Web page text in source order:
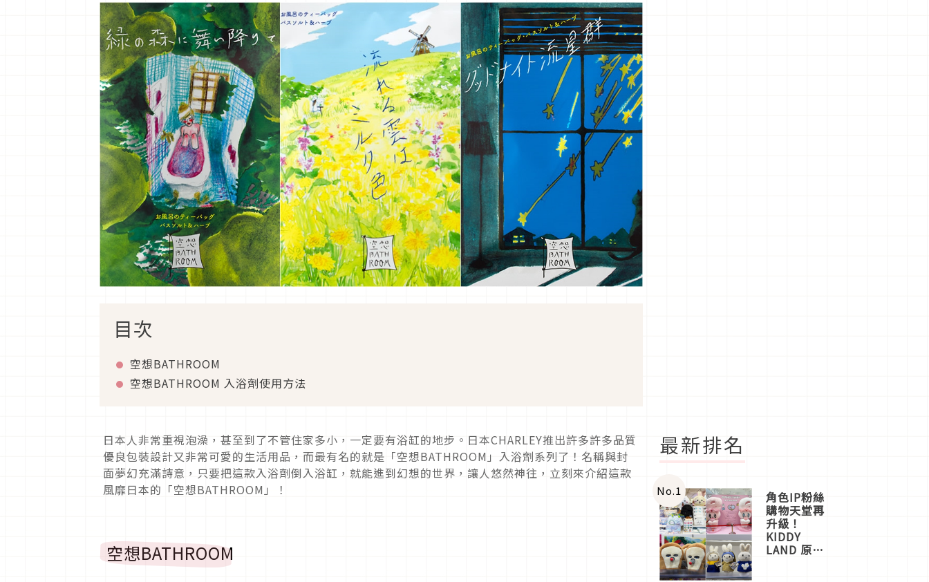
目次
空想BATHROOM
空想BATHROOM 入浴劑使用方法
日本人非常重視泡澡，甚至到了不管住家多小，一定要有浴缸的地步。日本CHARLEY推出許多許多品質
優良包裝設計又非常可愛的生活用品，而最有名的就是「空想BATHROOM」入浴劑系列了！名稱與封
面夢幻充滿詩意，只要把這款入浴劑倒入浴缸，就能進到幻想的世界，讓人悠然神往，立刻來介紹這款
風靡日本的「空想BATHROOM」！
空想BATHROOM
最新排名
No.1 角色IP粉絲
購物天堂再
升級！
KIDDY
LAND 原宿